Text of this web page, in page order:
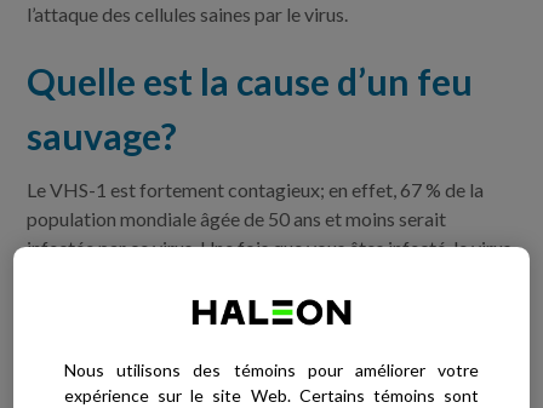
l’attaque des cellules saines par le virus.
Quelle est la cause d’un feu
sauvage?
Le VHS-1 est fortement contagieux; en effet, 67 % de la
population mondiale âgée de 50 ans et moins serait
infectée par ce virus. Une fois que vous êtes infecté, le virus
exactement comment ils ont été exposés au virus la
petite enfance, même s’il ne se manifeste pas par un feu
sauvage visible.
Nous utilisons des témoins pour améliorer votre
expérience sur le site Web. Certains témoins sont